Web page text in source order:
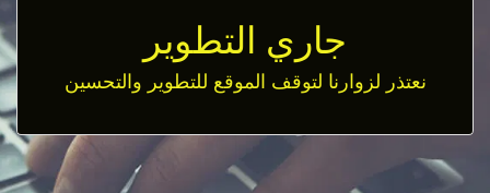
جاري التطوير
نعتذر لزوارنا لتوقف الموقع للتطوير والتحسين